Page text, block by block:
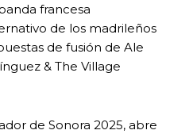
francesa
de los madrileños
de fusión de Ale
& The Village
de Sonora 2025, abre